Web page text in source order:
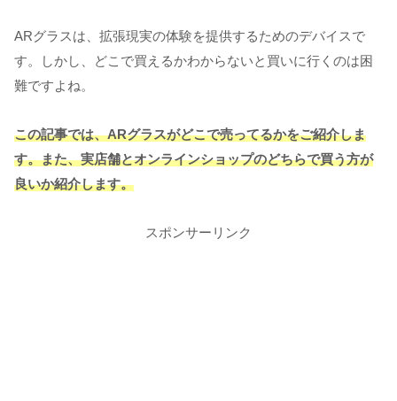
ARグラスは、拡張現実の体験を提供するためのデバイスで
す。しかし、どこで買えるかわからないと買いに行くのは困
難ですよね。
この記事では、ARグラスがどこで売ってるかをご紹介しま
す。また、実店舗とオンラインショップのどちらで買う方が
良いか紹介します。
スポンサーリンク